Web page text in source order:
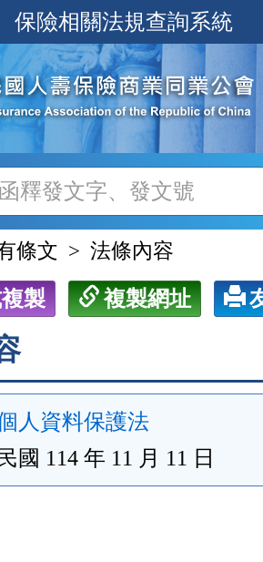
保險相關法規查詢系統
條文 法條內容
製 複製網址
人資料保護法
民國 114 年 11 月 11 日